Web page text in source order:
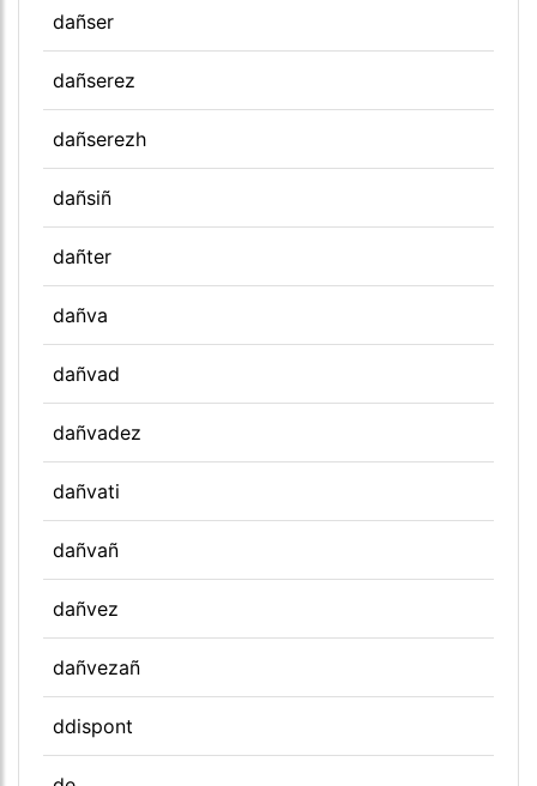
dañser
dañserez
dañserezh
dañsiñ
dañter
dañva
dañvad
dañvadez
dañvati
dañvañ
dañvez
dañvezañ
ddispont